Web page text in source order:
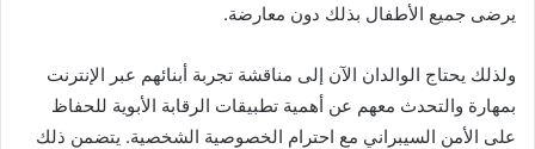
يرضى جميع الأطفال بذلك دون معارضة.
ولذلك يحتاج الوالدان الآن إلى مناقشة تجربة أبنائهم عبر الإنترنت
بمهارة والتحدث معهم عن أهمية تطبيقات الرقابة الأبوية للحفاظ
على الأمن السيبراني مع احترام الخصوصية الشخصية. يتضمن ذلك